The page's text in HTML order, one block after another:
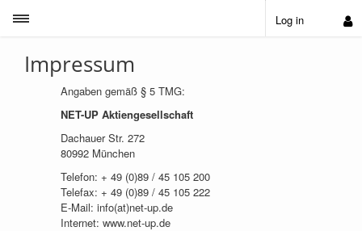
Toggle sidebar
Log in
Impressum
Angaben gemäß § 5 TMG:
NET-UP Aktiengesellschaft
Dachauer Str. 272
80992 München
Telefon: + 49 (0)89 / 45 105 200
Telefax: + 49 (0)89 / 45 105 222
E-Mail: info(at)net-up.de
Internet: www.net-up.de